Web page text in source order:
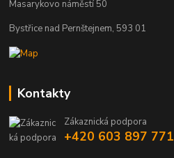
Masarykovo náměstí 50
Bystřice nad Pernštejnem, 593 01
Kontakty
Zákaznická podpora
+420 603 897 771